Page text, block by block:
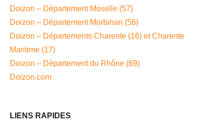
Doizon – Département Moselle (57)
Doizon – Département Morbihan (56)
Doizon – Départements Charente (16) et Charente
Maritime (17)
Doizon – Département du Rhône (69)
Doizon.com
LIENS RAPIDES